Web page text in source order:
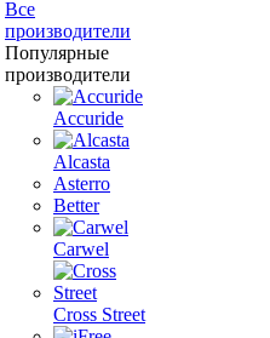
Все
производители
Популярные
производители
Accuride
Alcasta
Asterro
Better
Carwel
Cross Street